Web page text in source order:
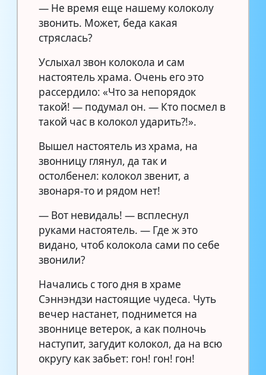
— Не время еще нашему колоколу
звонить. Может, беда какая
стряслась?
Услыхал звон колокола и сам
настоятель храма. Очень его это
рассердило: «Что за непорядок
такой! — подумал он. — Кто посмел в
такой час в колокол ударить?!».
Вышел настоятель из храма, на
звонницу глянул, да так и
остолбенел: колокол звенит, а
звонаря-то и рядом нет!
— Вот невидаль! — всплеснул
руками настоятель. — Где ж это
видано, чтоб колокола сами по себе
звонили?
Начались с того дня в храме
Сэннэндзи настоящие чудеса. Чуть
вечер настанет, поднимется на
звоннице ветерок, а как полночь
наступит, загудит колокол, да на всю
округу как забьет: гон! гон! гон!